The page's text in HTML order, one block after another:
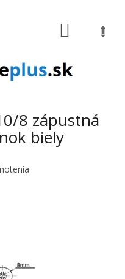
8 zápustná
biely
z 5 hviezdičiek.